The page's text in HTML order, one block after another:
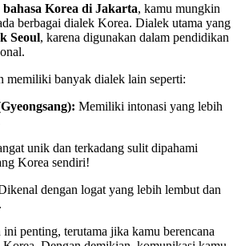
bahasa Korea di Jakarta, kamu mungkin
berbagai dialek Korea. Dialek utama yang
Seoul, karena digunakan dalam pendidikan
memiliki banyak dialek lain seperti:
Memiliki intonasi yang lebih
unik dan terkadang sulit dipahami
Korea sendiri!
dengan logat yang lebih lembut dan
penting, terutama jika kamu berencana